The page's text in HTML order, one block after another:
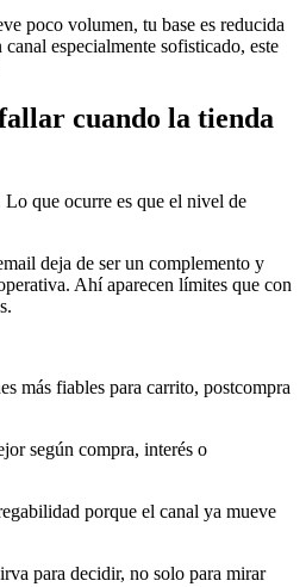
poco volumen, tu base es reducida
especialmente sofisticado, este
cuando la tienda
que ocurre es que el nivel de
deja de ser un complemento y
Ahí aparecen límites que con
más fiables para carrito, postcompra
según compra, interés o
porque el canal ya mueve
para decidir, no solo para mirar